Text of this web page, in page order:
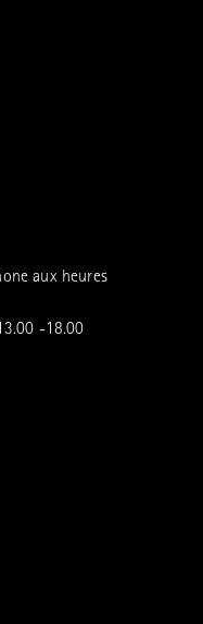
aux heures
-18.00